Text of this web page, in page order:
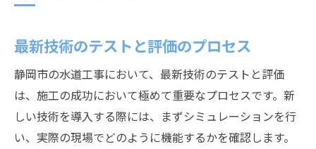
最新技術のテストと評価のプロセス
静岡市の水道工事において、最新技術のテストと評価
は、施工の成功において極めて重要なプロセスです。新
しい技術を導入する際には、まずシミュレーションを行
い、実際の現場でどのように機能するかを確認します。